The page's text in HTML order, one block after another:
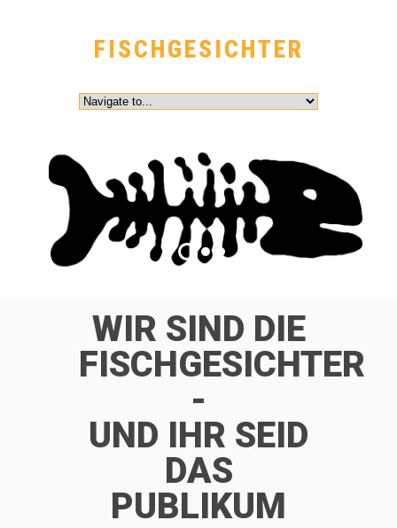
FISCHGESICHTER
WIR SIND DIE
FISCHGESICHTER
-
UND IHR SEID
DAS
PUBLIKUM